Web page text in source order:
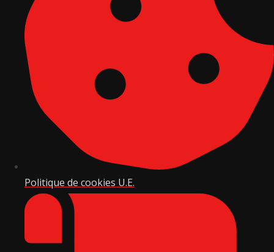
Politique de cookies U.E.